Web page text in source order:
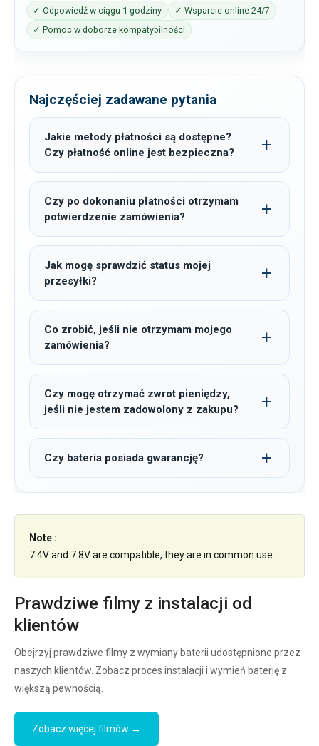
✓ Odpowiedź w ciągu 1 godziny
✓ Wsparcie online 24/7
✓ Pomoc w doborze kompatybilności
Najczęściej zadawane pytania
Jakie metody płatności są dostępne?
Czy płatność online jest bezpieczna?
Czy po dokonaniu płatności otrzymam
potwierdzenie zamówienia?
Jak mogę sprawdzić status mojej
przesyłki?
Co zrobić, jeśli nie otrzymam mojego
zamówienia?
Czy mogę otrzymać zwrot pieniędzy,
jeśli nie jestem zadowolony z zakupu?
Czy bateria posiada gwarancję?
Note :
7.4V and 7.8V are compatible, they are in common use.
Prawdziwe filmy z instalacji od
klientów
Obejrzyj prawdziwe filmy z wymiany baterii udostępnione przez
naszych klientów. Zobacz proces instalacji i wymień baterię z
większą pewnością.
Zobacz więcej filmów →